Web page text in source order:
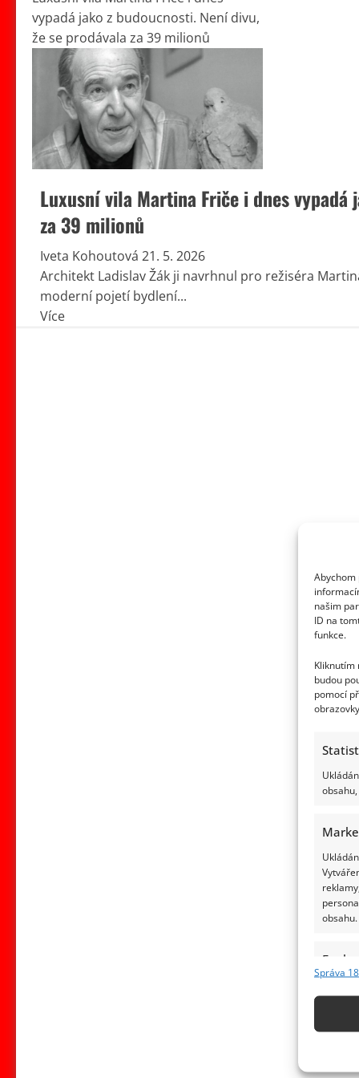
Abychom
našim
ID na
funkce.
Kliknutím
budou
pomocí
obsahu.
Funkce
Správa
vypadá jako z budoucnosti. Není divu,
že se prodávala za 39 milionů
Luxusní vila Martina Friče i dnes
za 39 milionů
Iveta Kohoutová 21. 5. 2026
Architekt Ladislav Žák ji navrhnul pro režiséra
moderní pojetí bydlení...
VíceRead